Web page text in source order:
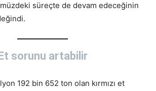
süreçte de devam edeceğinin
Et sorunu artabilir
192 bin 652 ton olan kırmızı et